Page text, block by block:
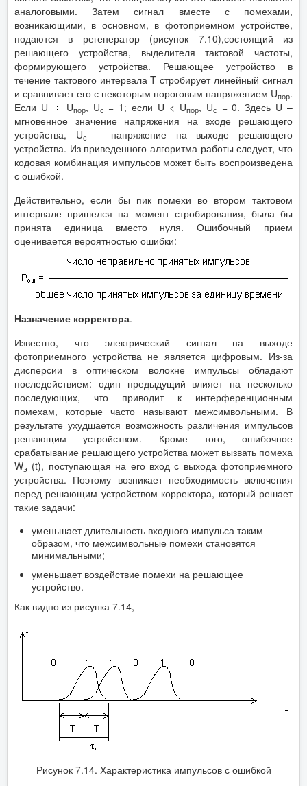
аналоговыми. Затем сигнал вместе с помехами,
возникающими, в основном, в фотоприемном устройстве,
подаются в регенератор (рисунок 7.10),состоящий из
решающего устройства, выделителя тактовой частоты,
формирующего устройства. Решающее устройство в
течение тактового интервала T стробирует линейный сигнал
и сравнивает его с некоторым пороговым напряжением Uпор.
Если U
Uпор, Uс = 1; если U < Uпор, Uс = 0. Здесь U –
мгновенное значение напряжения на входе решающего
устройства, Uс
– напряжение на выходе решающего
устройства. Из приведенного алгоритма работы следует, что
кодовая комбинация импульсов может быть воспроизведена
с ошибкой.
Действительно, если бы пик помехи во втором тактовом
интервале пришелся на момент стробирования, была бы
принята единица вместо нуля. Ошибочный прием
оценивается вероятностью ошибки:
Назначение корректора.
Известно, что электрический сигнал на выходе
фотоприемного устройства не является цифровым. Из-за
дисперсии в оптическом волокне импульсы обладают
последействием: один предыдущий влияет на несколько
последующих, что приводит к интерференционным
помехам, которые часто называют межсимвольными. В
результате ухудшается возможность различения импульсов
решающим устройством. Кроме того, ошибочное
срабатывание решающего устройства может вызвать помеха
Wэ (t), поступающая на его вход с выхода фотоприемного
устройства. Поэтому возникает необходимость включения
перед решающим устройством корректора, который решает
такие задачи:
уменьшает длительность входного импульса таким
образом, что межсимвольные помехи становятся
минимальными;
уменьшает воздействие помехи на решающее
устройство.
Как видно из рисунка 7.14,
Рисунок 7.14. Характеристика импульсов с ошибкой